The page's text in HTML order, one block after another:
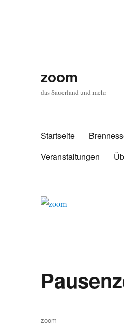
zoom
das Sauerland und mehr
Startseite
Veranstaltungen
Autor
zoom